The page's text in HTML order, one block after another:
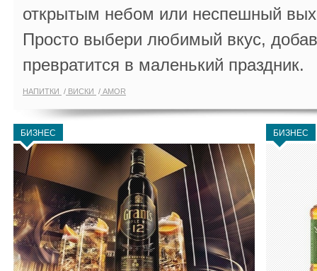
открытым небом или неспешный
Просто выбери любимый вкус,
превратится в маленький праздник.
НАПИТКИ ВИСКИ AMOR
БИЗНЕС БИЗНЕС